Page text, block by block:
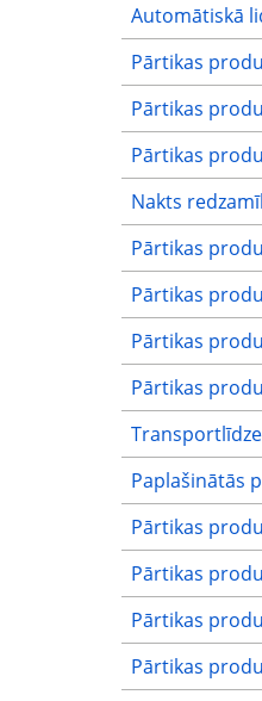
Automātiskā
Pārtikas
Pārtikas
Pārtikas
Nakts
Pārtikas
Pārtikas
Pārtikas
Pārtikas
Paplašinātās
Pārtikas
Pārtikas
Pārtikas
Pārtikas